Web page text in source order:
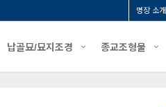
명장 소개
납골묘/묘지조경 종교조형물